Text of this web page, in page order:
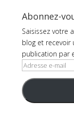
Abonnez-
Saisissez votre
blog et recevoir
publication par
Adresse
mail